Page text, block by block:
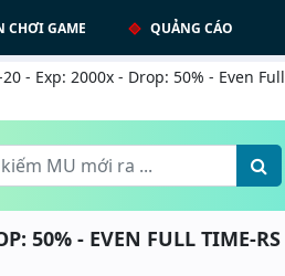
CHƠI GAME QUẢNG CÁO
- Exp: 2000x - Drop: 50% - Even Full
50% - EVEN FULL TIME-RS